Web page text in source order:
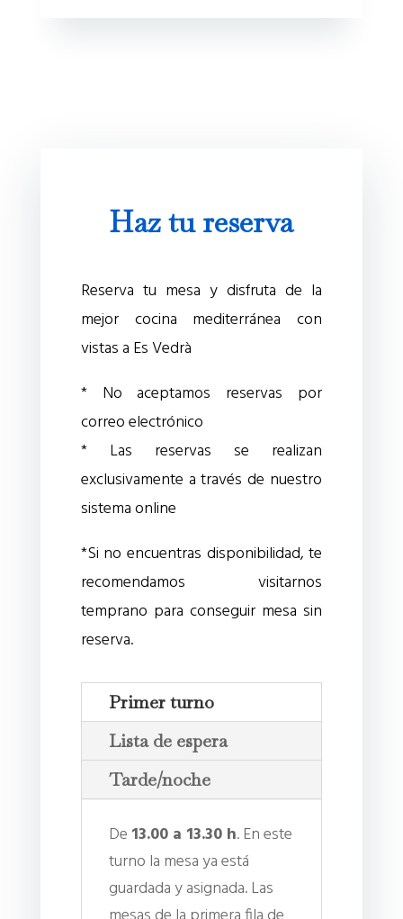
Haz tu reserva
Reserva tu mesa y disfruta de la
mejor cocina mediterránea con
vistas a Es Vedrà
* No aceptamos reservas por
correo electrónico
* Las reservas se realizan
exclusivamente a través de nuestro
sistema online
*Si no encuentras disponibilidad, te
recomendamos visitarnos
temprano para conseguir mesa sin
reserva.
Primer turno
Lista de espera
Tarde/noche
De 13.00 a 13.30 h. En este
turno la mesa ya está
guardada y asignada. Las